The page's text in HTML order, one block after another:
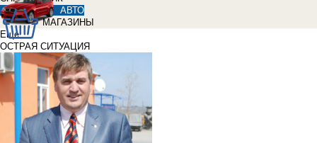
АВТО
МАГАЗИНЫ
Еще
ОСТРАЯ СИТУАЦИЯ